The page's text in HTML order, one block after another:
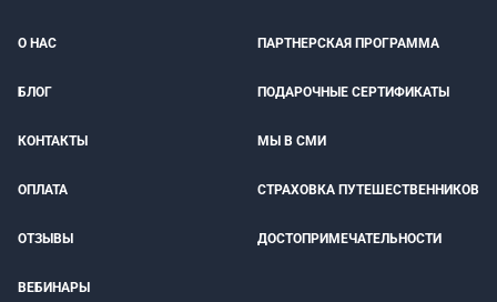
О НАС ПАРТНЕРСКАЯ ПРОГРАММА
БЛОГ ПОДАРОЧНЫЕ СЕРТИФИКАТЫ
КОНТАКТЫ МЫ В СМИ
ОПЛАТА СТРАХОВКА ПУТЕШЕСТВЕННИКОВ
ОТЗЫВЫ ДОСТОПРИМЕЧАТЕЛЬНОСТИ
ВЕБИНАРЫ